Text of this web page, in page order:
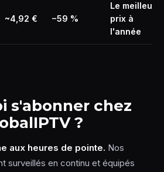
~4,92 € −59 %
Le meilleur
prix à
l'année
s'abonner chez
?
aux heures de pointe. Nos
surveillés en continu et équipés